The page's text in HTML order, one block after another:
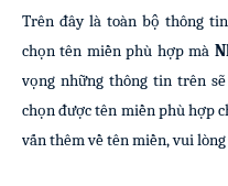
Trên đây là toàn bộ thông
chọn tên miền phù hợp mà
vọng những thông tin trên
chọn được tên miền phù hợp
vấn thêm về tên miền, vui